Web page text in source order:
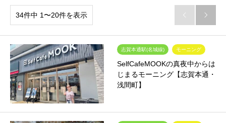
34件中 1〜20件を表示  
志賀本通駅(名城線) モーニング
SelfCafeMOOKの真夜中からは
じまるモーニング【志賀本通・
浅間町】